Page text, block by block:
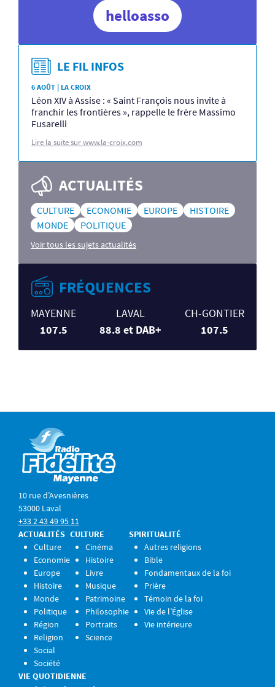
helloasso
LE FIL INFOS
6 AOÛT | LA CROIX
Léon XIV à Assise : « Saint François nous invite à
franchir les frontières », rappelle le frère Massimo
Fusarelli
Lire la suite sur www.la-croix.com
ACTUALITÉS
CULTURE ECONOMIE EUROPE
HISTOIRE
MONDE
POLITIQUE
Voir tous les sujets actualités
FRÉQUENCES
MAYENNE
107.5
LAVAL
88.8 et DAB+
CH-GONTIER
107.5
10 rue d’Avesnières
53000 Laval
+33 2 43 49 95 11
ACTUALITÉS
Culture
Economie
Europe
Histoire
Monde
Politique
Région
Religion
Social
Société
CULTURE
Cinéma
Histoire
Livre
Musique
Patrimoine
Philosophie
Portraits
Science
SPIRITUALITÉ
Autres religions
Bible
Fondamentaux de la foi
Prière
Témoin de la foi
Vie de l’Église
Vie intérieure
VIE QUOTIDIENNE